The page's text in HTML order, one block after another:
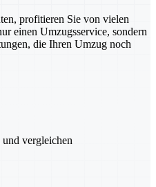
profitieren Sie von vielen
einen Umzugsservice, sondern
die Ihren Umzug noch
vergleichen